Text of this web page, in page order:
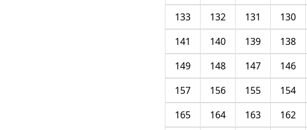
130
131
132
133
138
139
140
141
146
147
148
149
154
155
156
157
162
163
164
165